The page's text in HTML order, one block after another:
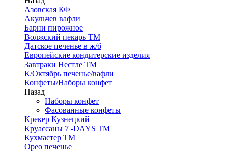
Азовская КФ
Акульчев вафли
Барни пирожное
Волжский пекарь ТМ
Датское печенье в ж/б
Европейские кондитерские изделия
Завтраки Нестле ТМ
К/Октябрь печенье/вафли
Конфеты/Наборы конфет
Назад
Наборы конфет
Фасованные конфеты
Крекер Кузнецкий
Круассаны 7 -DAYS ТМ
Кухмастер ТМ
Орео печенье